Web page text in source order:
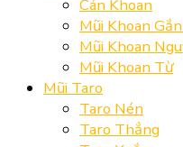
Cán Khoan
Mũi Khoan
Mũi Khoan
Mũi Khoan Từ
Mũi Taro
Taro Nén
Taro Thẳng